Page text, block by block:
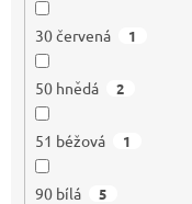
30 červená 1
50 hnědá 2
51 béžová 1
90 bílá 5